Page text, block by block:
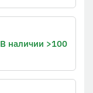
В наличии >100